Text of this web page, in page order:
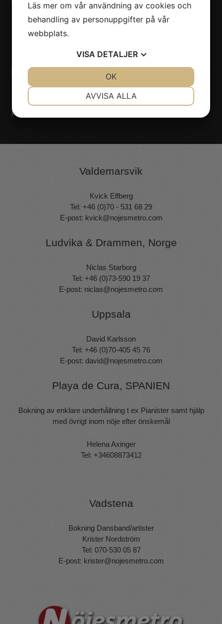
Vill du boka Robin Sohlberg till ert evenemang? Kontakta oss
på Nöjesmetro!
Valdemarsvik
Kvick Elfberg
Tel: +46 (0)70 - 531 68 29
E-post: kvick@nojesmetro.com
Ludvika & Drammen, Norge
Niclas Starborg
Tel: +46 (0)73-590 19 37
E-post: niclas@nojesmetro.com
Uppsala
David Karlsson
Tel: +46 (0)70-405 45 76
E-post: david@nojesmetro.com
Playa de Cura, SPANIEN
Bokning av enklare underhållning t ex Pianister samt hjälp
med övrigt inom nöje efter önskemål
Helena Axinger
Tel: +34608873412
Vadstena
Bokning Dansband/artister
Krister Nordström
Tel: 070-530 05 87
E-post: krister@nojesmetro.com
Läs mer om vår användning av cookies och
behandling av personuppgifter på vår
webbplats.
VISA DETALJER
AVVISA ALLA
OK